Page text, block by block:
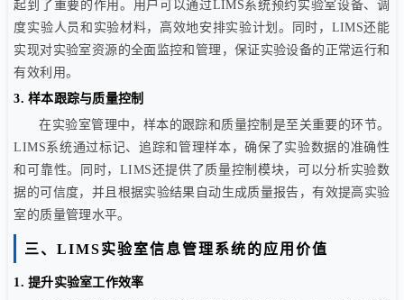
起到了重要的作用。用户可以通过LIMS系统预约实验室设备、调
度实验人员和实验材料，高效地安排实验计划。同时，LIMS还能
实现对实验室资源的全面监控和管理，保证实验设备的正常运行和
有效利用。
3.样本跟踪与质量控制
在实验室管理中，样本的跟踪和质量控制是至关重要的环节。
LIMS系统通过标记、追踪和管理样本，确保了实验数据的准确性
和可靠性。同时，LIMS还提供了质量控制模块，可以分析实验数
据的可信度，并且根据实验结果自动生成质量报告，有效提高实验
室的质量管理水平。
三、LIMS实验室信息管理系统的应用价值
1.提升实验室工作效率